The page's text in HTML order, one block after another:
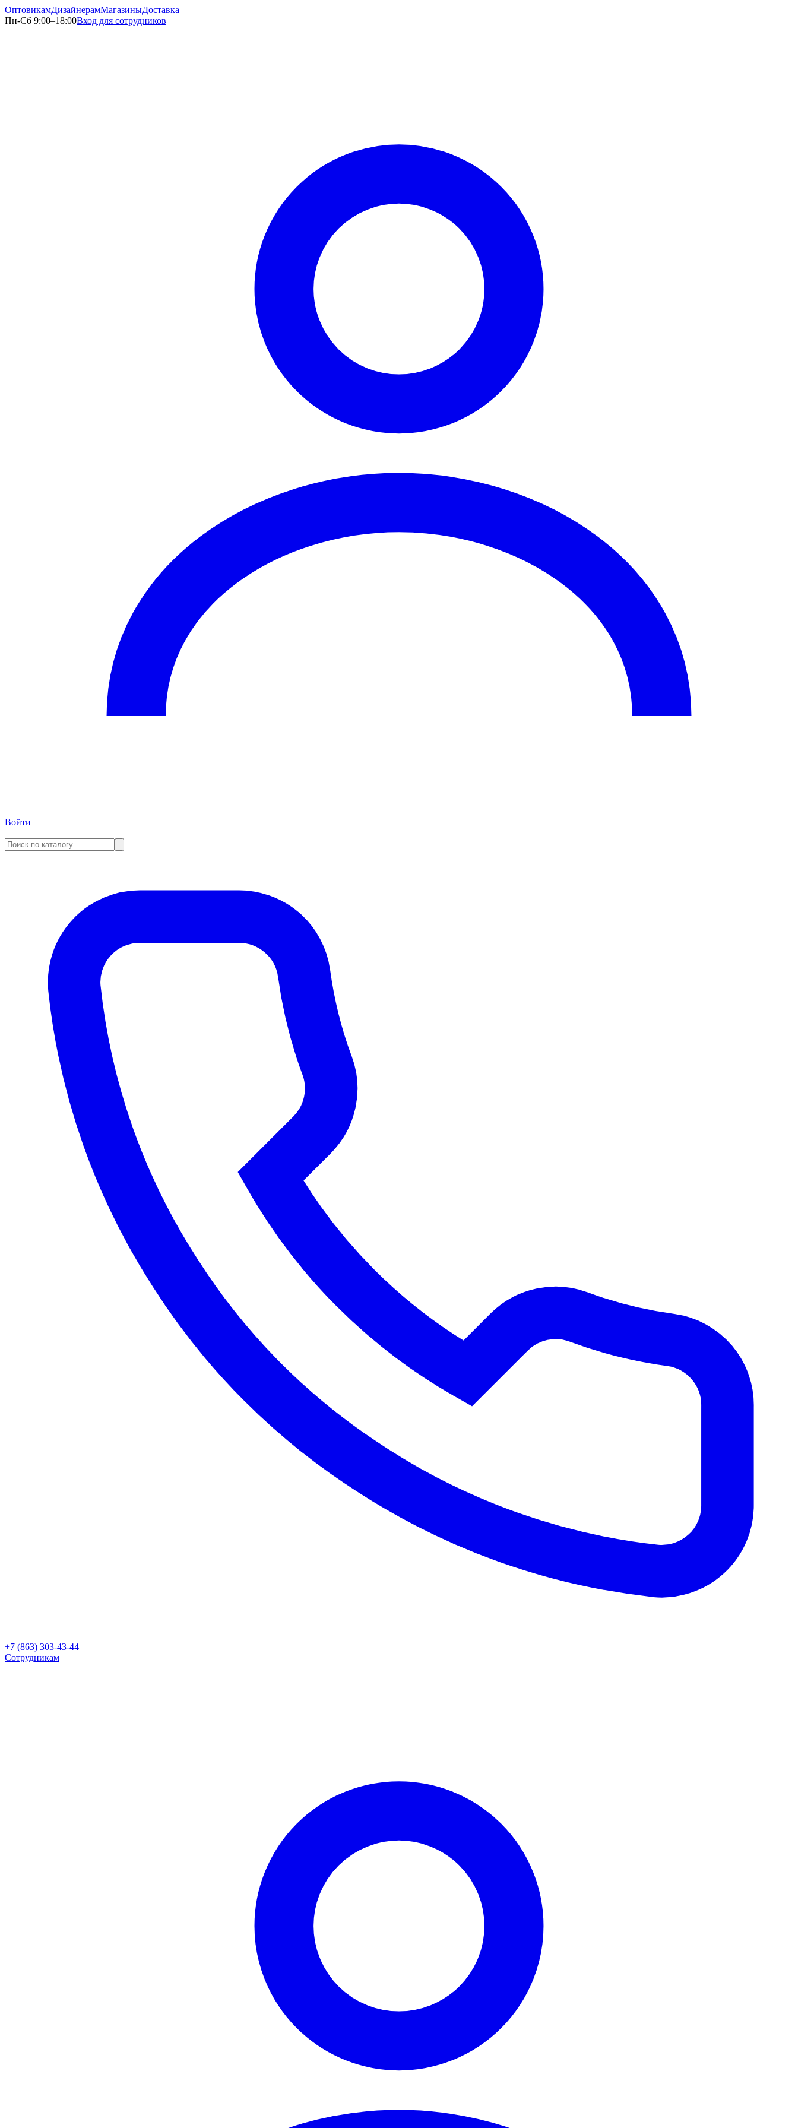
ОптовикамДизайнерамМагазиныДоставка
Пн-Сб 9:00–18:00Вход для сотрудников
Войти
+7 (863) 303-43-44
Сотрудникам